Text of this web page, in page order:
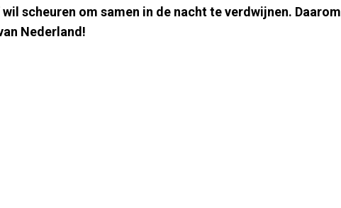
scheuren om samen in de nacht te verdwijnen. Daarom
Nederland!